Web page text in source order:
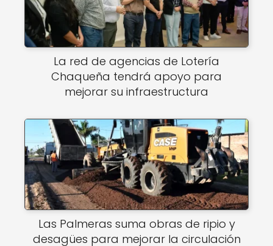
La red de agencias de Lotería
Chaqueña tendrá apoyo para
mejorar su infraestructura
Las Palmeras suma obras de ripio y
desagües para mejorar la circulación